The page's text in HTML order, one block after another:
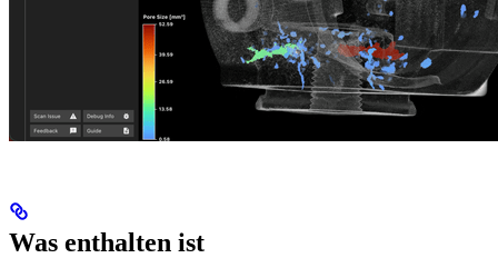
Was enthalten ist